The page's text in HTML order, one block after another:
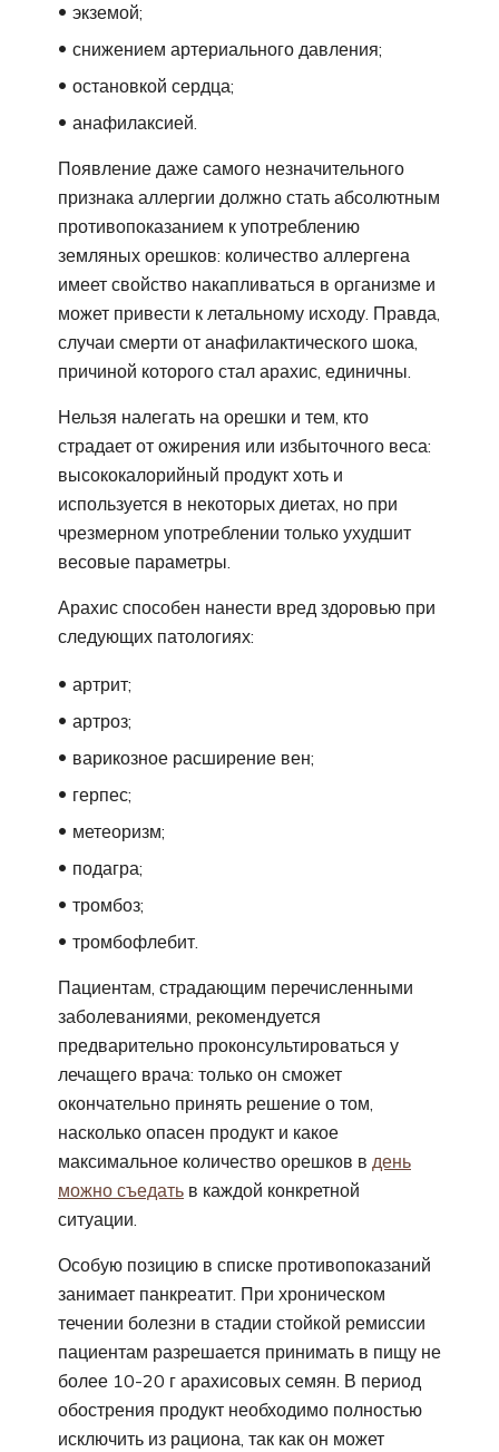
экземой;
снижением артериального давления;
остановкой сердца;
анафилаксией.
Появление даже самого незначительного
признака аллергии должно стать абсолютным
противопоказанием к употреблению
земляных орешков: количество аллергена
имеет свойство накапливаться в организме и
может привести к летальному исходу. Правда,
случаи смерти от анафилактического шока,
причиной которого стал арахис, единичны.
Нельзя налегать на орешки и тем, кто
страдает от ожирения или избыточного веса:
высококалорийный продукт хоть и
используется в некоторых диетах, но при
чрезмерном употреблении только ухудшит
весовые параметры.
Арахис способен нанести вред здоровью при
следующих патологиях:
артрит;
артроз;
варикозное расширение вен;
герпес;
метеоризм;
подагра;
тромбоз;
тромбофлебит.
Пациентам, страдающим перечисленными
заболеваниями, рекомендуется
предварительно проконсультироваться у
лечащего врача: только он сможет
окончательно принять решение о том,
насколько опасен продукт и какое
максимальное количество орешков в день
можно съедать в каждой конкретной
ситуации.
Особую позицию в списке противопоказаний
занимает панкреатит. При хроническом
течении болезни в стадии стойкой ремиссии
пациентам разрешается принимать в пищу не
более 10-20 г арахисовых семян. В период
обострения продукт необходимо полностью
исключить из рациона, так как он может